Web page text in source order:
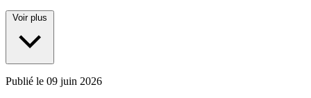
Voir plus
Publié le 09 juin 2026